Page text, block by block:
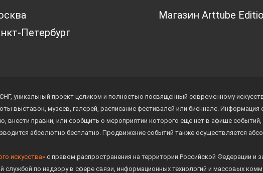
Петербург
Магазин Arttube
уникальный проект целиком и полностью посвященный современному
выставок, музеев, галерей, расписание фестивалей или биеннале.
внести правки, или сообщить о мероприятии которого еще нет в афише
абсолютно бесплатно. Продвижение событий также осуществляется
искусства»с правом распространения на территории Российской Федерации и
службой по надзору в сфере связи, информационных технологий и массовых